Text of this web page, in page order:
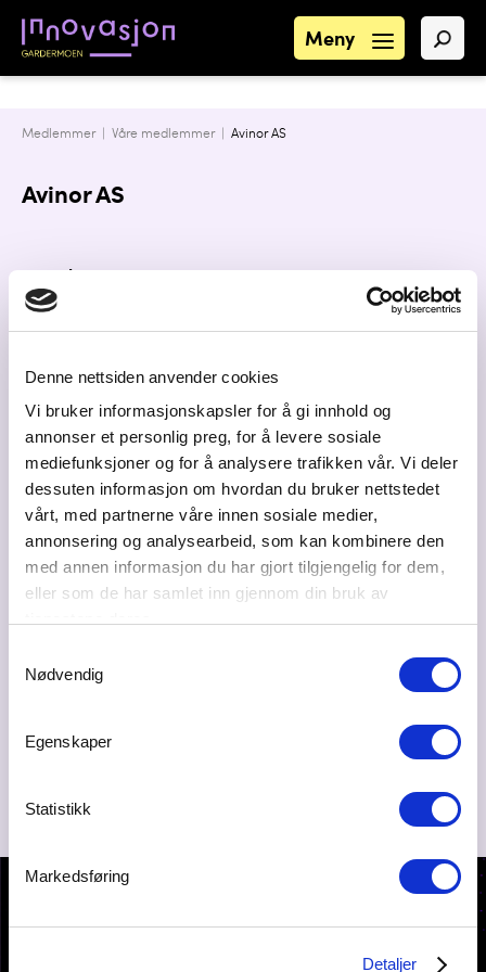
Denne nettsiden anvender cookies
Vi bruker informasjonskapsler for å gi innhold og
annonser et personlig preg, for å levere sosiale
mediefunksjoner og for å analysere trafikken vår. Vi deler
dessuten informasjon om hvordan du bruker nettstedet
vårt, med partnerne våre innen sosiale medier,
annonsering og analysearbeid, som kan kombinere den
med annen informasjon du har gjort tilgjengelig for dem,
eller som de har samlet inn gjennom din bruk av
Nødvendig
Egenskaper
Statistikk
Markedsføring
Detaljer
Meny
Medlemmer | Våre medlemmer| Avinor AS
Avinor AS
Dronning Eufemias gate 6, 0191 OSLO
Postadresse
Postboks 150, 2061 GARDERMOEN
Bransje
Luftfart - privat og offentlig
bent.arne.skatvedt@avinor.no